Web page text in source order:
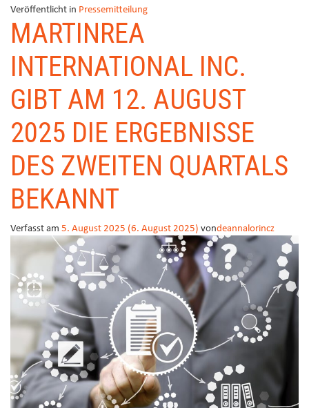
Veröffentlicht in Pressemitteilung
MARTINREA
INTERNATIONAL INC.
GIBT AM 12. AUGUST
2025 DIE ERGEBNISSE
DES ZWEITEN QUARTALS
BEKANNT
Verfasst am5. August 2025 (6. August 2025)vondeannalorincz